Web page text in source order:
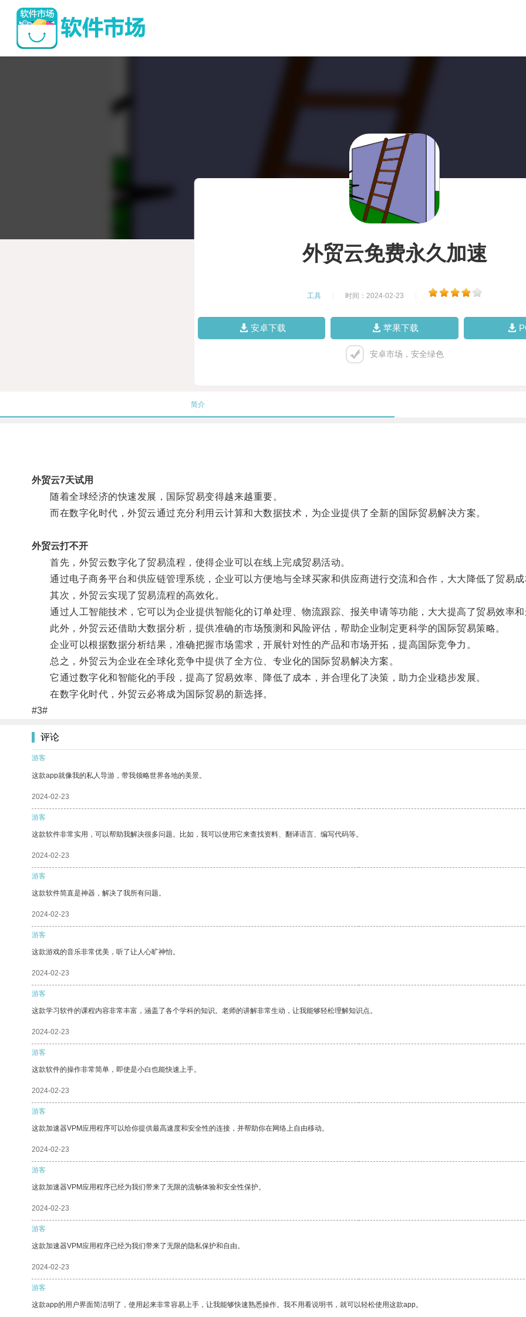
外贸云免费永久加速
工具 时间：2024-02-23
安卓下载 苹果下载
安卓市场，安全绿色
简介
外贸云7天试用
随着全球经济的快速发展，国际贸易变得越来越重要。
而在数字化时代，外贸云通过充分利用云计算和大数据技术，为企业提供了全新的国际贸易解决方案。
外贸云打不开
首先，外贸云数字化了贸易流程，使得企业可以在线上完成贸易活动。
通过电子商务平台和供应链管理系统，企业可以方便地与全球买家和供应商进行交流和合作，大大降低了贸易成
其次，外贸云实现了贸易流程的高效化。
通过人工智能技术，它可以为企业提供智能化的订单处理、物流跟踪、报关申请等功能，大大提高了贸易效率和
此外，外贸云还借助大数据分析，提供准确的市场预测和风险评估，帮助企业制定更科学的国际贸易策略。
企业可以根据数据分析结果，准确把握市场需求，开展针对性的产品和市场开拓，提高国际竞争力。
总之，外贸云为企业在全球化竞争中提供了全方位、专业化的国际贸易解决方案。
它通过数字化和智能化的手段，提高了贸易效率、降低了成本，并合理化了决策，助力企业稳步发展。
在数字化时代，外贸云必将成为国际贸易的新选择。
#3#
评论
游客
这款app就像我的私人导游，带我领略世界各地的美景。
2024-02-23
游客
这款软件非常实用，可以帮助我解决很多问题。比如，我可以使用它来查找资料、翻译语言、编写代码等。
2024-02-23
游客
这款软件简直是神器，解决了我所有问题。
2024-02-23
游客
这款游戏的音乐非常优美，听了让人心旷神怡。
2024-02-23
游客
这款学习软件的课程内容非常丰富，涵盖了各个学科的知识。老师的讲解非常生动，让我能够轻松理解知识点。
2024-02-23
游客
这款软件的操作非常简单，即使是小白也能快速上手。
2024-02-23
游客
这款加速器VPM应用程序可以给你提供最高速度和安全性的连接，并帮助你在网络上自由移动。
2024-02-23
游客
这款加速器VPM应用程序已经为我们带来了无限的流畅体验和安全性保护。
2024-02-23
游客
这款加速器VPM应用程序已经为我们带来了无限的隐私保护和自由。
2024-02-23
游客
这款app的用户界面简洁明了，使用起来非常容易上手，让我能够快速熟悉操作。我不用看说明书，就可以轻松使用这款app。